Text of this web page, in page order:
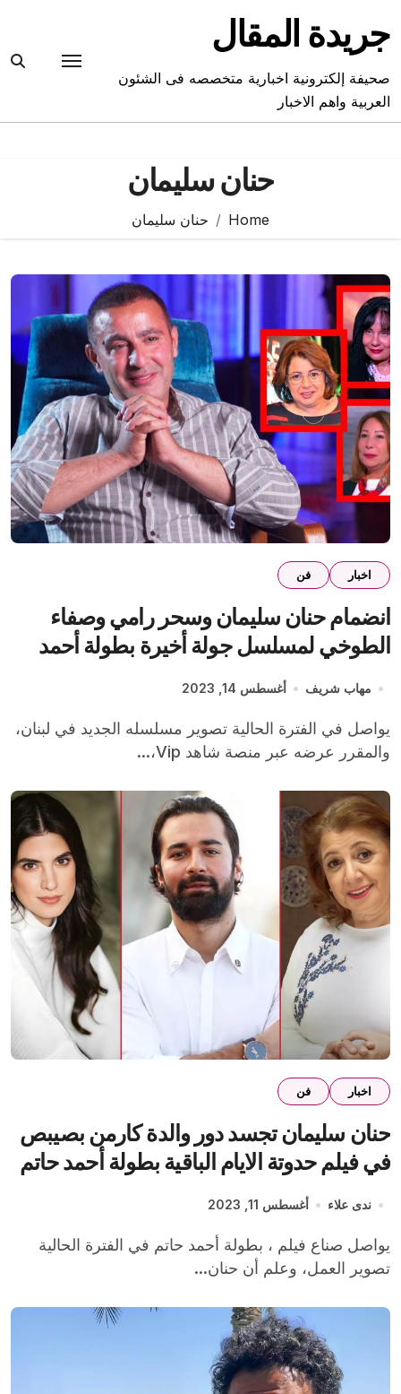
content
جريدة المقال
صحيفة إلكترونية اخبارية متخصصه فى الشئون
العربية واهم الاخبار
حنان سليمان
Home حنان سليمان
اخبار فن
انضمام حنان سليمان وسحر رامي وصفاء
الطوخي لمسلسل جولة أخيرة بطولة أحمد
السقا والعرض على شاهد
مهاب شريف أغسطس 14, 2023
يواصل في الفترة الحالية تصوير مسلسله الجديد في لبنان،
والمقرر عرضه عبر منصة شاهد Vip،...
اخبار فن
حنان سليمان تجسد دور والدة كارمن بصيبص
في فيلم حدوتة الايام الباقية بطولة أحمد حاتم
ندى علاء أغسطس 11, 2023
يواصل صناع فيلم ، بطولة أحمد حاتم في الفترة الحالية
تصوير العمل، وعلم أن حنان...